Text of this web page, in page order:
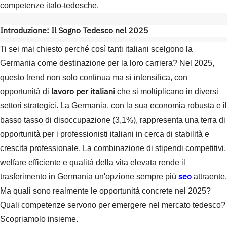
competenze italo-tedesche.
Introduzione: Il Sogno Tedesco nel 2025
Ti sei mai chiesto perché così tanti italiani scelgono la
Germania come destinazione per la loro carriera? Nel 2025,
questo trend non solo continua ma si intensifica, con
opportunità di lavoro per italiani che si moltiplicano in diversi
settori strategici. La Germania, con la sua economia robusta e il
basso tasso di disoccupazione (3,1%), rappresenta una terra di
opportunità per i professionisti italiani in cerca di stabilità e
crescita professionale. La combinazione di stipendi competitivi,
welfare efficiente e qualità della vita elevata rende il
trasferimento in Germania un'opzione sempre più seo attraente.
Ma quali sono realmente le opportunità concrete nel 2025?
Quali competenze servono per emergere nel mercato tedesco?
Scopriamolo insieme.